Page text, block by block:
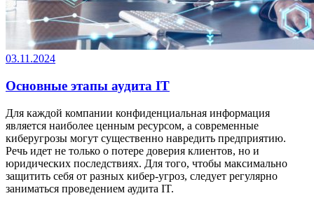
03.11.2024
Основные этапы аудита IT
Для каждой компании конфиденциальная информация
является наиболее ценным ресурсом, а современные
киберугрозы могут существенно навредить предприятию.
Речь идет не только о потере доверия клиентов, но и
юридических последствиях. Для того, чтобы максимально
защитить себя от разных кибер-угроз, следует регулярно
заниматься проведением аудита IT.